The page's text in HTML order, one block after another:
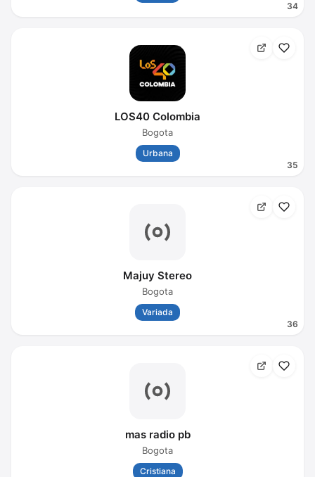
34
35
LOS40 Colombia
Bogota
Urbana
36
Majuy Stereo
Bogota
Variada
mas radio pb
Bogota
Cristiana